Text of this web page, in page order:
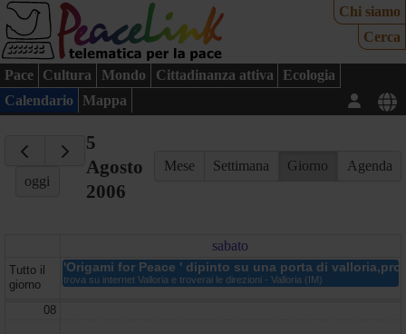
Chi siamo
Cerca
Pace Cultura Mondo Cittadinanza attiva
Ecologia
Calendario
Mappa
oggi
5
Agosto
2006
Mese Settimana Giorno Agenda
sabato
Tutto il
giorno
'Origami for Peace ' dipinto su una porta di
trova su internet Valloria e troverai le direzioni - Valloria (IM)
08